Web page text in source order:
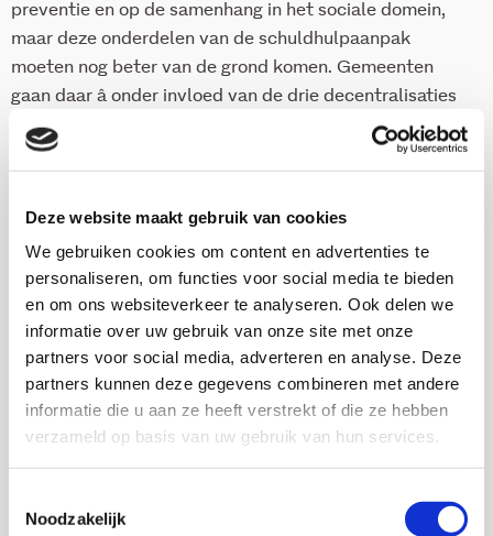
Deze website maakt gebruik van cookies
We gebruiken cookies om content en advertenties te
personaliseren, om functies voor social media te bieden
en om ons websiteverkeer te analyseren. Ook delen we
informatie over uw gebruik van onze site met onze
partners voor social media, adverteren en analyse. Deze
partners kunnen deze gegevens combineren met andere
informatie die u aan ze heeft verstrekt of die ze hebben
verzameld op basis van uw gebruik van hun services.
Noodzakelijk
preventie en op de samenhang in het sociale domein,
maar deze onderdelen van de schuldhulpaanpak
moeten nog beter van de grond komen. Gemeenten
gaan daar â onder invloed van de drie decentralisaties
en de investeringen van het Rijk in het gemeentelijk
armoede- en schuldenbeleid â in de nabije toekomst
Download deze publicatie
Onderzoekers
Monique Stavenuiter